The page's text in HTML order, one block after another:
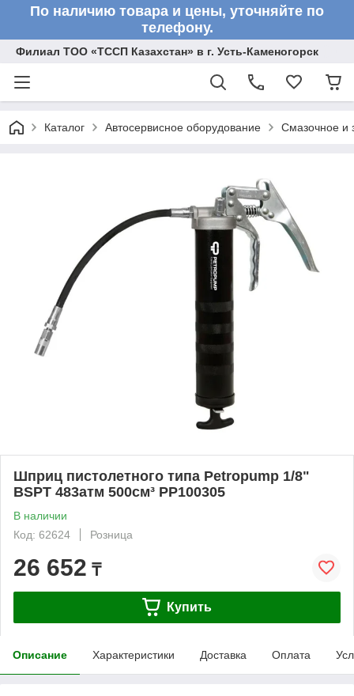
По наличию товара и цены, уточняйте по
телефону.
Филиал ТОО «ТССП Казахстан» в г. Усть-Каменогорск
Каталог Автосервисное оборудование Смазочное и
Шприц пистолетного типа Petropump 1/8"
BSPT 483атм 500см³ PP100305
В наличии
Код: 62624
Розница
26 652 ₸
Купить
Описание Характеристики Доставка Оплата